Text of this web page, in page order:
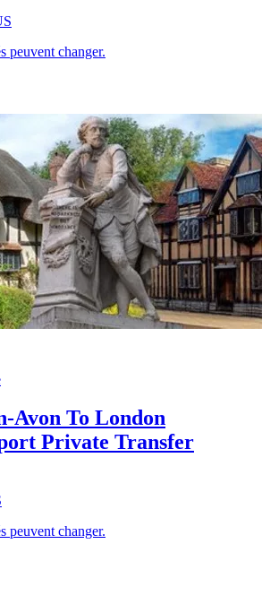
peuvent changer.
Avon To London
Private Transfer
peuvent changer.